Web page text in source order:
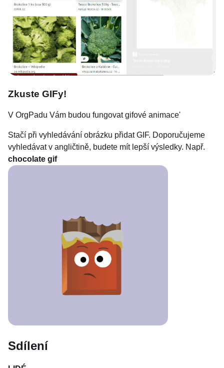
Zkuste GIFy!
V OrgPadu Vám budou fungovat gifové animace'
Stačí při vyhledávání obrázku přidat GIF. Doporučujeme
vyhledávat v angličtině, budete mít lepší výsledky. Např.
chocolate gif
Sdílení